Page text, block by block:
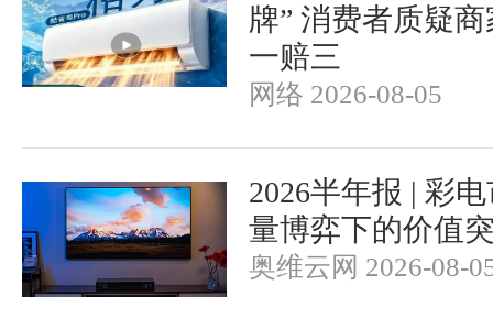
牌” 消费者质疑
一赔三
网络 2026-08-05
2026半年报 | 彩
量博弈下的价值
奥维云网 2026-08-